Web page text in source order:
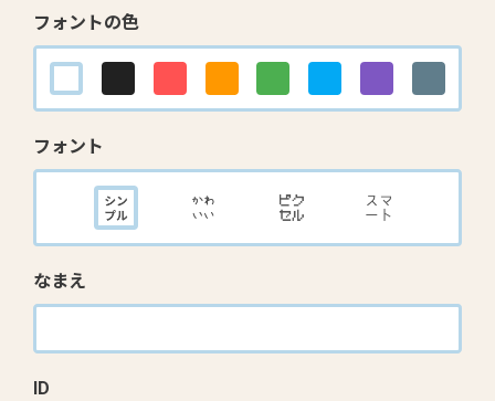
フォントの色
フォント
なまえ
ID